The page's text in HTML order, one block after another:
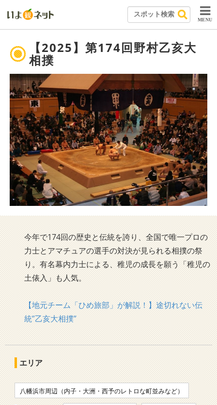
MENU
【2025】第174回野村乙亥大
相撲
今年で174回の歴史と伝統を誇り、全国で唯一プロの
力士とアマチュアの選手の対決が見られる相撲の祭
り。有名幕内力士による、稚児の成長を願う「稚児の
土俵入」も人気。
【地元チーム「ひめ旅部」が解説！】途切れない伝
統”乙亥大相撲”
エリア
八幡浜市周辺（内子・大洲・西予のレトロな町並みなど）